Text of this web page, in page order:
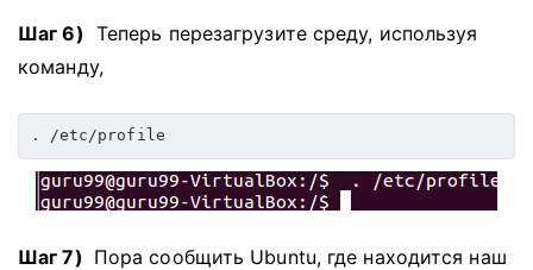
Шаг 6) Теперь перезагрузите среду, используя
команду,
. /etc/profile
Шаг 7) Пора сообщить Ubuntu, где находится наш